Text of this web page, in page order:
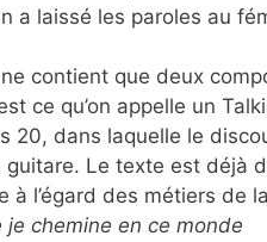
a laissé les paroles au
contient que deux
ce qu’on appelle un
20, dans laquelle le
guitare. Le texte est déjà
à l’égard des métiers de
je chemine en ce monde